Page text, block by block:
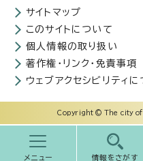
メニュー 情報をさがす
サイトマップ
このサイトについて
個人情報の取り扱い
著作権・リンク・免責事項
ウェブアクセシビリティに
Copyright © The city